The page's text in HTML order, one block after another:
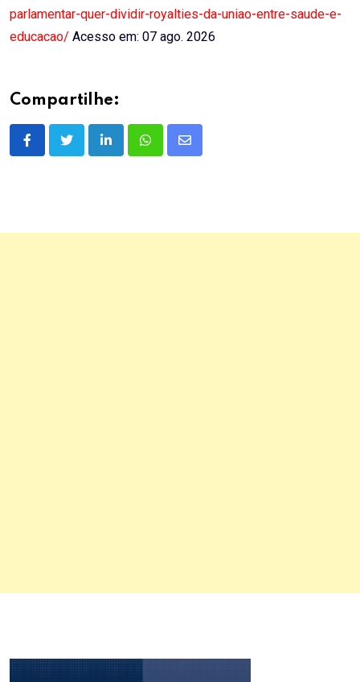
parlamentar-quer-dividir-royalties-da-uniao-entre-saude-e-
educacao/ Acesso em: 07 ago. 2026
Compartilhe:
LinkedInWhatsappShare